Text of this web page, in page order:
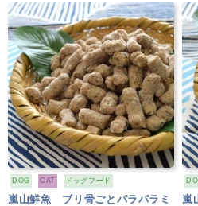
DOG CAT ドッグフード
嵐山鮮魚 ブリ骨ごとパラパラミ
嵐